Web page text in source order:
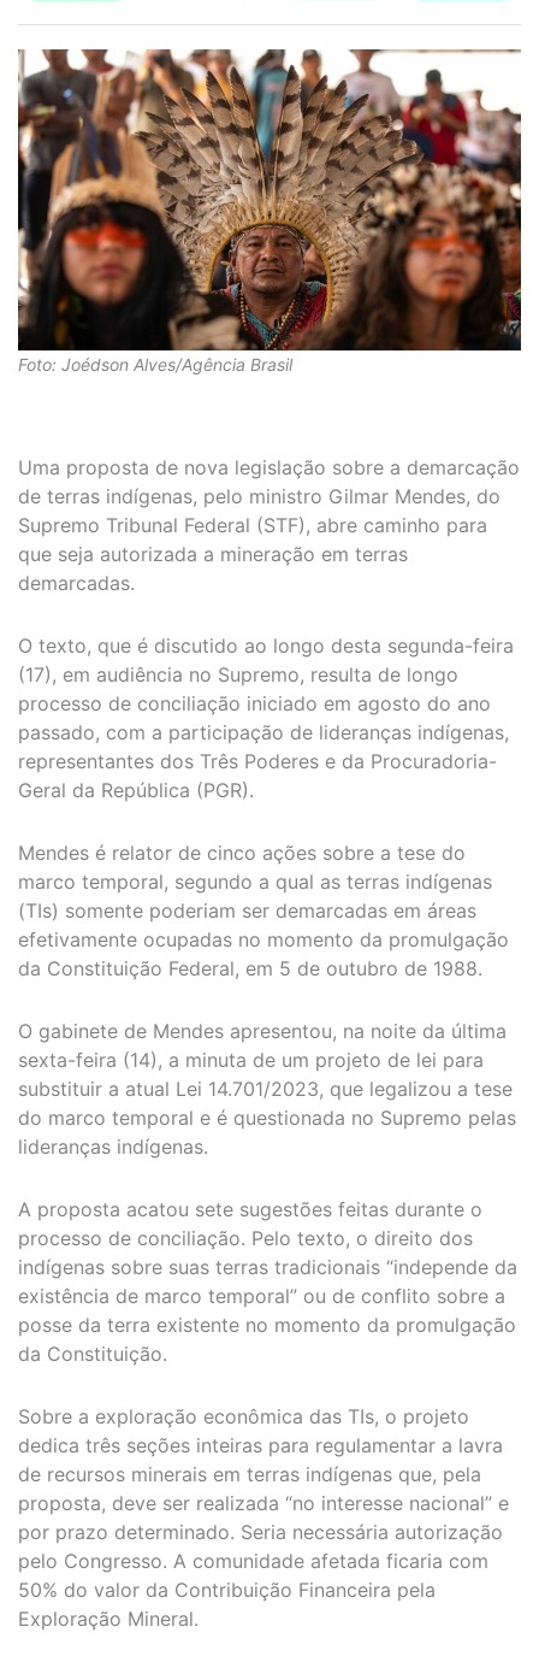
Foto: Joédson Alves/Agência Brasil
Uma proposta de nova legislação sobre a demarcação
de terras indígenas, pelo ministro Gilmar Mendes, do
Supremo Tribunal Federal (STF), abre caminho para
que seja autorizada a mineração em terras
demarcadas.
O texto, que é discutido ao longo desta segunda-feira
(17), em audiência no Supremo, resulta de longo
processo de conciliação iniciado em agosto do ano
passado, com a participação de lideranças indígenas,
representantes dos Três Poderes e da Procuradoria-
Geral da República (PGR).
Mendes é relator de cinco ações sobre a tese do
marco temporal, segundo a qual as terras indígenas
(TIs) somente poderiam ser demarcadas em áreas
efetivamente ocupadas no momento da promulgação
da Constituição Federal, em 5 de outubro de 1988.
O gabinete de Mendes apresentou, na noite da última
sexta-feira (14), a minuta de um projeto de lei para
substituir a atual Lei 14.701/2023, que legalizou a tese
do marco temporal e é questionada no Supremo pelas
lideranças indígenas.
A proposta acatou sete sugestões feitas durante o
processo de conciliação. Pelo texto, o direito dos
indígenas sobre suas terras tradicionais “independe da
existência de marco temporal” ou de conflito sobre a
posse da terra existente no momento da promulgação
da Constituição.
Sobre a exploração econômica das TIs, o projeto
dedica três seções inteiras para regulamentar a lavra
de recursos minerais em terras indígenas que, pela
proposta, deve ser realizada “no interesse nacional” e
por prazo determinado. Seria necessária autorização
pelo Congresso. A comunidade afetada ficaria com
50% do valor da Contribuição Financeira pela
Exploração Mineral.